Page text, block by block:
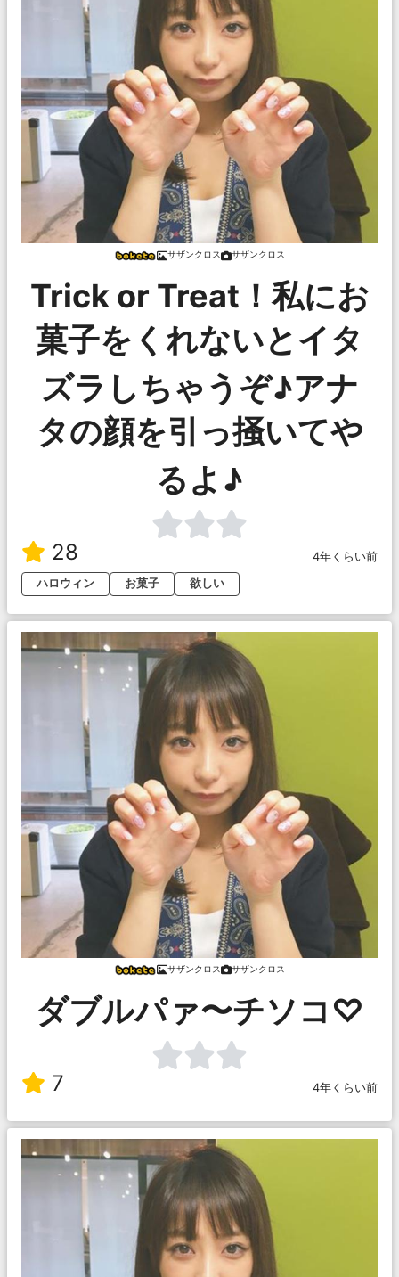
サザンクロス サザンクロス
Trick or Treat！私にお
菓子をくれないとイタ
ズラしちゃうぞ♪アナ
タの顔を引っ掻いてや
るよ♪
28
4年くらい前
ハロウィン
お菓子 欲しい
サザンクロス サザンクロス
ダブルパァ〜チソコ♡
7 4年くらい前